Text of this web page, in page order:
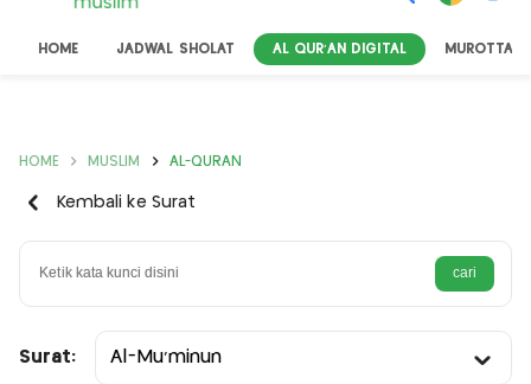
HOME JADWAL SHOLAT AL QUR'AN DIGITAL MUROTTAL
HOME MUSLIM AL-QURAN
Kembali ke Surat
Surat: Al-Mu’minun